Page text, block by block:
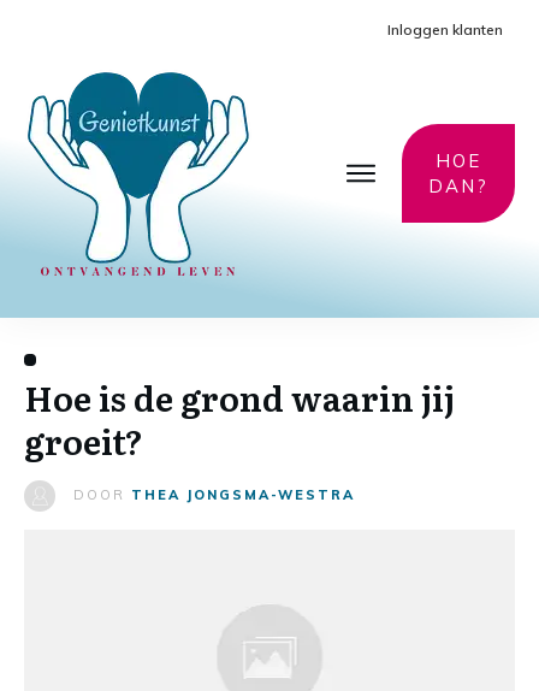
Inloggen klanten
HOE
DAN?
Hoe is de grond waarin jij
groeit?
DOOR THEA JONGSMA-WESTRA